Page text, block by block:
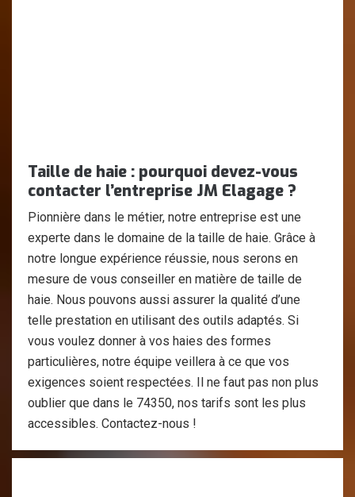
Taille de haie : pourquoi devez-vous
contacter l’entreprise JM Elagage ?
Pionnière dans le métier, notre entreprise est une
experte dans le domaine de la taille de haie. Grâce à
notre longue expérience réussie, nous serons en
mesure de vous conseiller en matière de taille de
haie. Nous pouvons aussi assurer la qualité d’une
telle prestation en utilisant des outils adaptés. Si
vous voulez donner à vos haies des formes
particulières, notre équipe veillera à ce que vos
exigences soient respectées. Il ne faut pas non plus
oublier que dans le 74350, nos tarifs sont les plus
accessibles. Contactez-nous !